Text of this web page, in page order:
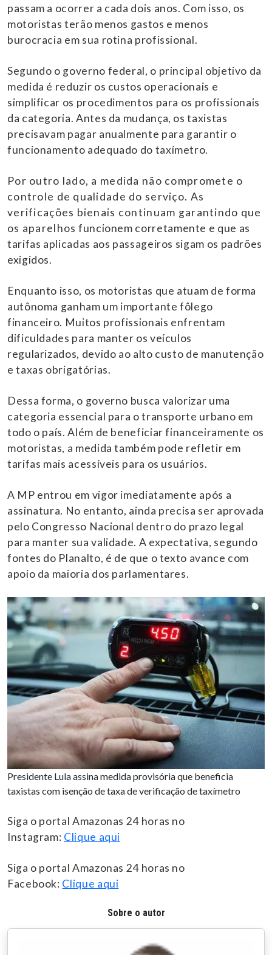
passam a ocorrer a cada dois anos. Com isso, os
motoristas terão menos gastos e menos
burocracia em sua rotina profissional.
Segundo o governo federal, o principal objetivo da
medida é reduzir os custos operacionais e
simplificar os procedimentos para os profissionais
da categoria. Antes da mudança, os taxistas
precisavam pagar anualmente para garantir o
funcionamento adequado do taxímetro.
Por outro lado, a medida não compromete o
controle de qualidade do serviço. As
verificações bienais continuam garantindo que
os aparelhos funcionem corretamente e que as
tarifas aplicadas aos passageiros sigam os padrões
exigidos.
Enquanto isso, os motoristas que atuam de forma
autônoma ganham um importante fôlego
financeiro. Muitos profissionais enfrentam
dificuldades para manter os veículos
regularizados, devido ao alto custo de manutenção
e taxas obrigatórias.
Dessa forma, o governo busca valorizar uma
categoria essencial para o transporte urbano em
todo o país. Além de beneficiar financeiramente os
motoristas, a medida também pode refletir em
tarifas mais acessíveis para os usuários.
A MP entrou em vigor imediatamente após a
assinatura. No entanto, ainda precisa ser aprovada
pelo Congresso Nacional dentro do prazo legal
para manter sua validade. A expectativa, segundo
fontes do Planalto, é de que o texto avance com
apoio da maioria dos parlamentares.
Presidente Lula assina medida provisória que beneficia
taxistas com isenção de taxa de verificação de taxímetro
Siga o portal Amazonas 24 horas no
Instagram: Clique aqui
Siga o portal Amazonas 24 horas no
Facebook: Clique aqui
Sobre o autor